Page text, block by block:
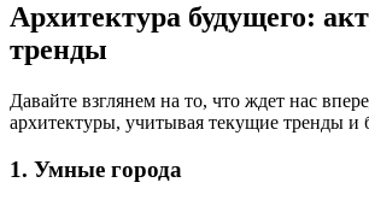
Архитектура будущего:
тренды
Давайте взглянем на то, что ждет нас
архитектуры, учитывая текущие тренды и
1. Умные города